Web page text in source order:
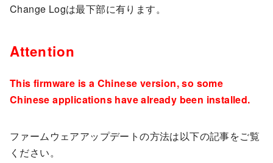
Change Logは最下部に有ります。
Attention
This firmware is a Chinese version, so some
Chinese applications have already been installed.
ファームウェアアップデートの方法は以下の記事をご覧
ください。